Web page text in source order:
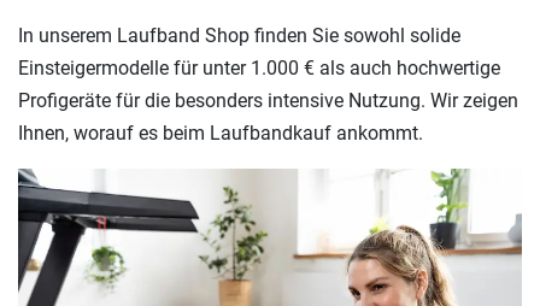
In unserem Laufband Shop finden Sie sowohl solide
Einsteigermodelle für unter 1.000 € als auch hochwertige
Profigeräte für die besonders intensive Nutzung. Wir zeigen
Ihnen, worauf es beim Laufbandkauf ankommt.